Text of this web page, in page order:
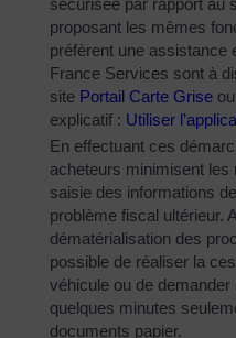
sécurisée par rapport au
proposant les mêmes
préfèrent une assistance
France Services sont à
site Portail Carte Grise
explicatif : Utiliser
En effectuant ces
acheteurs minimisent les
saisie des informations
problème fiscal ultérieur.
dématérialisation des
possible de réaliser la
véhicule ou de
quelques minutes
documents papier.